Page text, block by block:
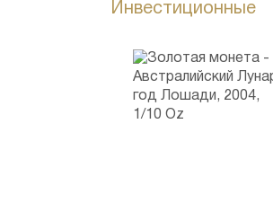
Инвестиционные